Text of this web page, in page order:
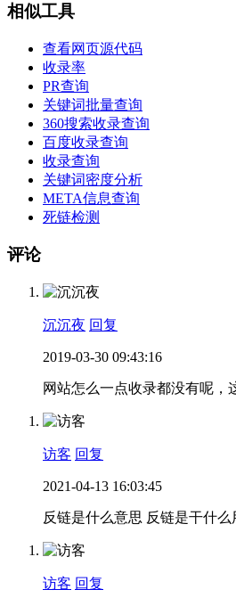
相似工具
查看网页源代码
收录率
PR查询
关键词批量查询
360搜索收录查询
百度收录查询
收录查询
关键词密度分析
META信息查询
死链检测
评论
沉沉夜 回复
2019-03-30 09:43:16
网站怎么一点收录都没有呢，
访客 回复
2021-04-13 16:03:45
反链是什么意思 反链是干什么
访客 回复